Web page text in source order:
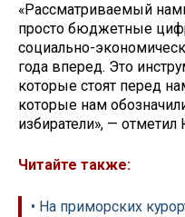
«Рассматриваемый
просто бюджетные
социально-
года вперед. Это
которые стоят перед
которые нам
избиратели», —
Читайте также:
• На приморских